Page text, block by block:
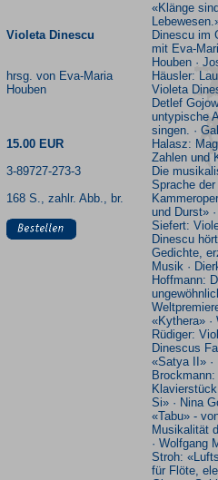
Violeta Dinescu
hrsg. von Eva-Maria
Houben
15.00 EUR
3-89727-273-3
168 S., zahlr. Abb., br.
«Klänge
Dinescu im
mit Eva-
Houben ·
Häusler:
Violeta
Detlef
untypische
singen. ·
Halasz:
Zahlen und
Die
Sprache der
und Durst»
Siefert:
Dinescu hört
Gedichte,
Musik ·
Hoffmann:
«Kythera» ·
Rüdiger:
Dinescus
«Satya II» ·
Si» · Nina
«Tabu» -
Musikalität
· Wolfgang
Stroh:
für Flöte,